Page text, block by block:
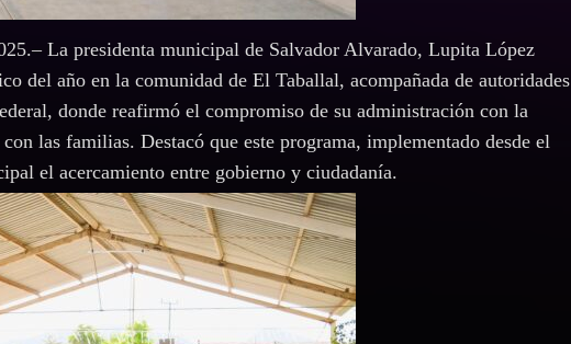
La presidenta municipal de Salvador Alvarado, Lupita López
del año en la comunidad de El Taballal, acompañada de autoridades
donde reafirmó el compromiso de su administración con la
las familias. Destacó que este programa, implementado desde el
el acercamiento entre gobierno y ciudadanía.